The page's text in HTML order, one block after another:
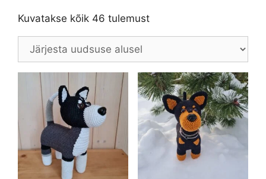
Kuvatakse kõik 46 tulemustSorditud